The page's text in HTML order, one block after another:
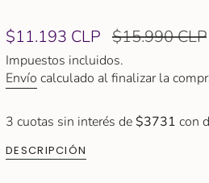
Precio
de
venta
$11.193 CLP Precio
regular
$15.990 CLP
Impuestos incluidos.
Envío calculado al finalizar la
3 cuotas sin interés de$3731 con
DESCRIPCIÓN